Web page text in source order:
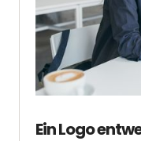
Ein Logo